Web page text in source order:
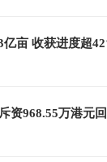
亩 收获进度超
资968.55万港元